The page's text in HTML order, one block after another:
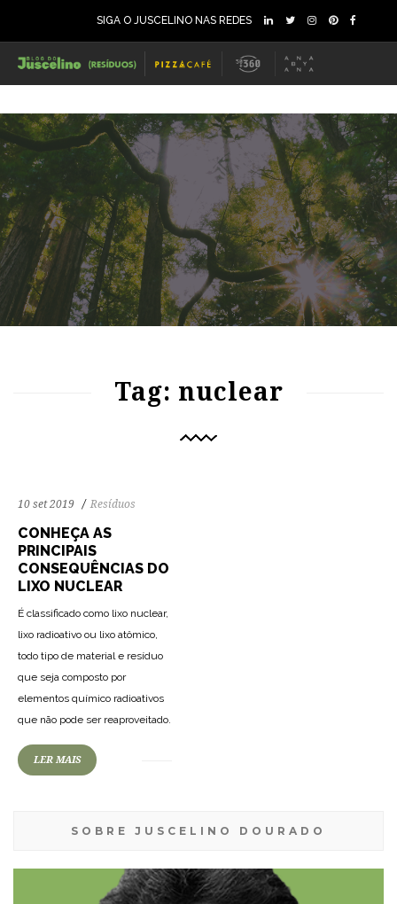
SIGA O JUSCELINO NAS REDES
Tag: nuclear
10 set 2019 Resíduos
CONHEÇA AS
PRINCIPAIS
CONSEQUÊNCIAS DO
LIXO NUCLEAR
É classificado como lixo nuclear,
lixo radioativo ou lixo atômico,
todo tipo de material e resíduo
que seja composto por
elementos químico radioativos
que não pode ser reaproveitado.
LER MAIS
SOBRE JUSCELINO DOURADO